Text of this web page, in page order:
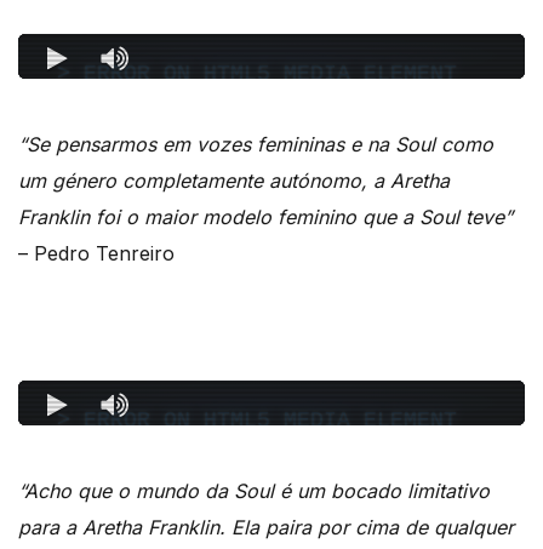
“Se pensarmos em vozes femininas e na Soul como
um género completamente autónomo, a Aretha
Franklin foi o maior modelo feminino que a Soul teve”
– Pedro Tenreiro
“Acho que o mundo da Soul é um bocado limitativo
para a Aretha Franklin. Ela paira por cima de qualquer